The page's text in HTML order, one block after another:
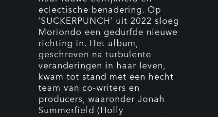
eclectische benadering. Op
‘SUCKERPUNCH’ uit 2022 sloeg
Moriondo een gedurfde nieuwe
richting in. Het album,
geschreven na turbulente
veranderingen in haar leven,
kwam tot stand met een hecht
team van co-writers en
producers, waaronder Jonah
Summerfield (Holly